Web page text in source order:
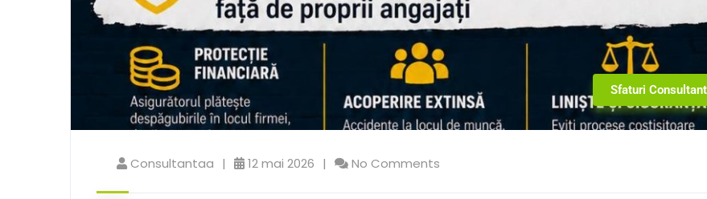
Sfaturi
Consultantaa 12 mai 2026 No Comments